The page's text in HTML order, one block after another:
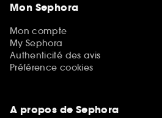
Mon Sephora
Mon compte
My Sephora
Authenticité des avis
Préférence cookies
A propos de Sephora